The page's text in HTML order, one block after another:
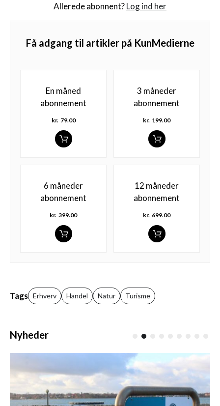
Allerede abonnent?Log ind her
Få adgang til artikler på KunMedierne
En måned
abonnement
kr. 79.00
3 måneder
abonnement
kr. 199.00
6 måneder
abonnement
kr. 399.00
12 måneder
abonnement
kr. 699.00
Tags Erhverv Handel Natur Turisme
Nyheder